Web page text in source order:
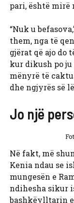
pari, është mirë
“Nuk u
them, nga të
gjërat që ajo do
kur dikush po ju
mënyrë të
dhe ngjyrës së
Jo një
Në fakt, më
Kenia ndau se
mungesën e
ndihesha sikur
bashkëylltarin